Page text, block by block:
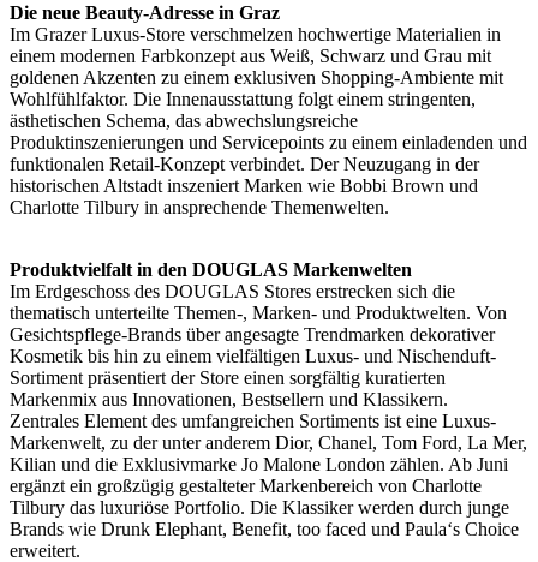
Die neue Beauty-Adresse in Graz
Im Grazer Luxus-Store verschmelzen hochwertige Materialien in
einem modernen Farbkonzept aus Weiß, Schwarz und Grau mit
goldenen Akzenten zu einem exklusiven Shopping-Ambiente mit
Wohlfühlfaktor. Die Innenausstattung folgt einem stringenten,
ästhetischen Schema, das abwechslungsreiche
Produktinszenierungen und Servicepoints zu einem einladenden und
funktionalen Retail-Konzept verbindet. Der Neuzugang in der
historischen Altstadt inszeniert Marken wie Bobbi Brown und
Charlotte Tilbury in ansprechende Themenwelten.
Produktvielfalt in den DOUGLAS Markenwelten
Im Erdgeschoss des DOUGLAS Stores erstrecken sich die
thematisch unterteilte Themen-, Marken- und Produktwelten. Von
Gesichtspflege-Brands über angesagte Trendmarken dekorativer
Kosmetik bis hin zu einem vielfältigen Luxus- und Nischenduft-
Sortiment präsentiert der Store einen sorgfältig kuratierten
Markenmix aus Innovationen, Bestsellern und Klassikern.
Zentrales Element des umfangreichen Sortiments ist eine Luxus-
Markenwelt, zu der unter anderem Dior, Chanel, Tom Ford, La Mer,
Kilian und die Exklusivmarke Jo Malone London zählen. Ab Juni
ergänzt ein großzügig gestalteter Markenbereich von Charlotte
Tilbury das luxuriöse Portfolio. Die Klassiker werden durch junge
Brands wie Drunk Elephant, Benefit, too faced und Paula‘s Choice
erweitert.